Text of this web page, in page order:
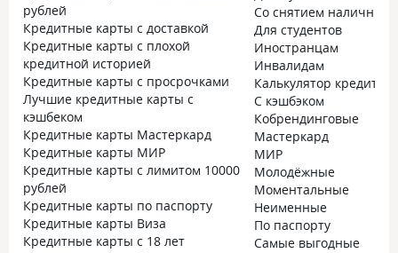
рублей
Кредитные карты с доставкой
Кредитные карты с плохой
кредитной историей
Кредитные карты с просрочками
Лучшие кредитные карты с
кэшбеком
Кредитные карты Мастеркард
Кредитные карты МИР
Кредитные карты с лимитом 10000
рублей
Кредитные карты по паспорту
Кредитные карты Виза
Кредитные карты с 18 лет
Со снятием наличных
Для студентов
Иностранцам
Инвалидам
Калькулятор
С кэшбэком
Кобрендинговые
Мастеркард
МИР
Молодёжные
Моментальные
Неименные
По паспорту
Самые выгодные